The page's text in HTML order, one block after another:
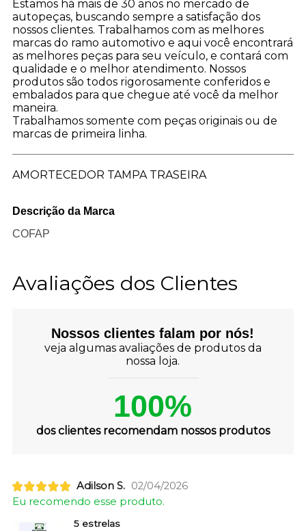
Estamos há mais de 30 anos no mercado de
autopeças, buscando sempre a satisfação dos
nossos clientes. Trabalhamos com as melhores
marcas do ramo automotivo e aqui você encontrar
as melhores peças para seu veículo, e contará com
qualidade e o melhor atendimento. Nossos
produtos são todos rigorosamente conferidos e
embalados para que chegue até você da melhor
maneira.
Trabalhamos somente com peças originais ou de
marcas de primeira linha.
AMORTECEDOR TAMPA TRASEIRA
Descrição da Marca
COFAP
Avaliações dos Clientes
Nossos clientes falam por nós!
veja algumas avaliações de produtos da
nossa loja.
100%
dos clientes recomendam nossos produtos
Adilson S. 02/04/2026
Eu recomendo esse produto.
5 estrelas